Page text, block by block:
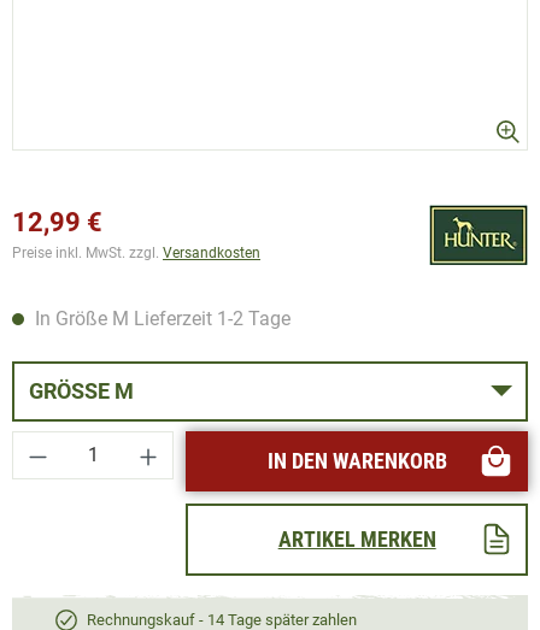
12,99 €
Preise inkl. MwSt. zzgl. Versandkosten
In Größe M Lieferzeit 1-2 Tage
GRÖSSE M
Produkt Anzahl: Gib den gewünschten
IN DEN WARENKORB
ARTIKEL MERKEN
Rechnungskauf - 14 Tage später zahlen